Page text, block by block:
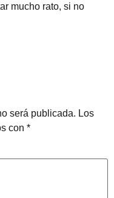
mucho rato, si no
será publicada. Los
con *